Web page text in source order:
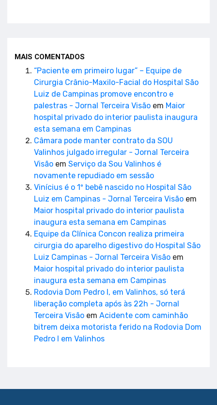
MAIS COMENTADOS
“Paciente em primeiro lugar” – Equipe de
Cirurgia Crânio-Maxilo-Facial do Hospital São
Luiz de Campinas promove encontro e
palestras - Jornal Terceira Visão em Maior
hospital privado do interior paulista inaugura
esta semana em Campinas
Câmara pode manter contrato da SOU
Valinhos julgado irregular - Jornal Terceira
Visão em Serviço da Sou Valinhos é
novamente repudiado em sessão
Vinícius é o 1º bebê nascido no Hospital São
Luiz em Campinas - Jornal Terceira Visão em
Maior hospital privado do interior paulista
inaugura esta semana em Campinas
Equipe da Clínica Concon realiza primeira
cirurgia do aparelho digestivo do Hospital São
Luiz Campinas - Jornal Terceira Visão em
Maior hospital privado do interior paulista
inaugura esta semana em Campinas
Rodovia Dom Pedro I, em Valinhos, só terá
liberação completa após às 22h - Jornal
Terceira Visão em Acidente com caminhão
bitrem deixa motorista ferido na Rodovia Dom
Pedro I em Valinhos